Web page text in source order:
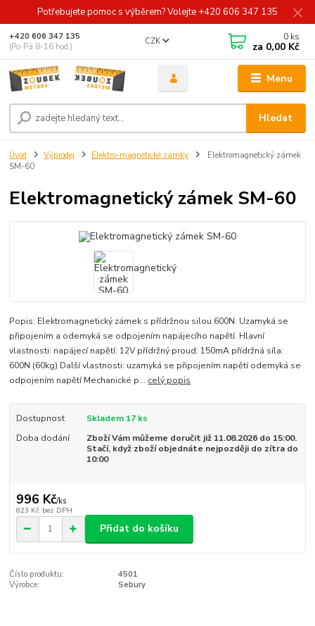
Potřebujete pomoc s výběrem? Volejte +420 606 347 135
Menu
CZK
Hledat
+420 606 347 135
(Po-Pá 8-16 hod.)
0 ks
za 0,00 Kč
Úvod Výprodej Elektro-magnetické zámky
Elektromagnetický zámek
SM-60
Elektromagnetický zámek SM-60
Popis: Elektromagnetický zámek s přídržnou silou 600N. Uzamyká se
připojením a odemyká se odpojením napájecího napětí. Hlavní
vlastnosti: napájecí napětí: 12V přídržný proud: 150mA přídržná síla:
600N (60kg) Další vlastnosti: uzamyká se připojením napětí odemyká se
odpojením napětí Mechanické p... celý popis
Dostupnost
Skladem 17 ks
Doba dodání
Zboží Vám můžeme doručit již 11.08.2026 do 15:00.
Stačí, když zboží objednáte nejpozději do zítra do
10:00
996 Kč/ks
823 Kč bez DPH
Přidat do košíku
Číslo produktu:
4501
Výrobce:
Sebury